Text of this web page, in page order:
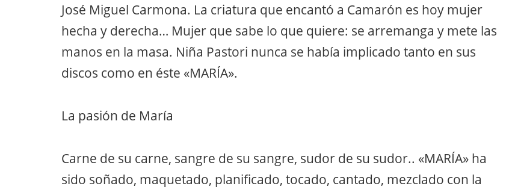
José Miguel Carmona. La criatura que encantó a Camarón es hoy mujer
hecha y derecha… Mujer que sabe lo que quiere: se arremanga y mete las
manos en la masa. Niña Pastori nunca se había implicado tanto en sus
discos como en éste «MARÍA».
La pasión de María
Carne de su carne, sangre de su sangre, sudor de su sudor.. «MARÍA» ha
sido soñado, maquetado, planificado, tocado, cantado, mezclado con la